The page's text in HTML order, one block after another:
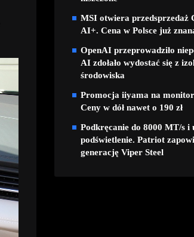
MSI otwiera przedsprzedaż
AI+. Cena w Polsce już
OpenAI przeprowadziło
AI zdołało wydostać się z
środowiska
Promocja iiyama na
Ceny w dół nawet o 190 zł
Podkręcanie do 8000 MT/s i
podświetlenie. Patriot
generację Viper Steel